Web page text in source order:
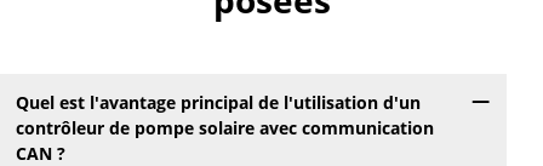
Quel est l'avantage principal de l'utilisation d'un
contrôleur de pompe solaire avec communication
CAN ?